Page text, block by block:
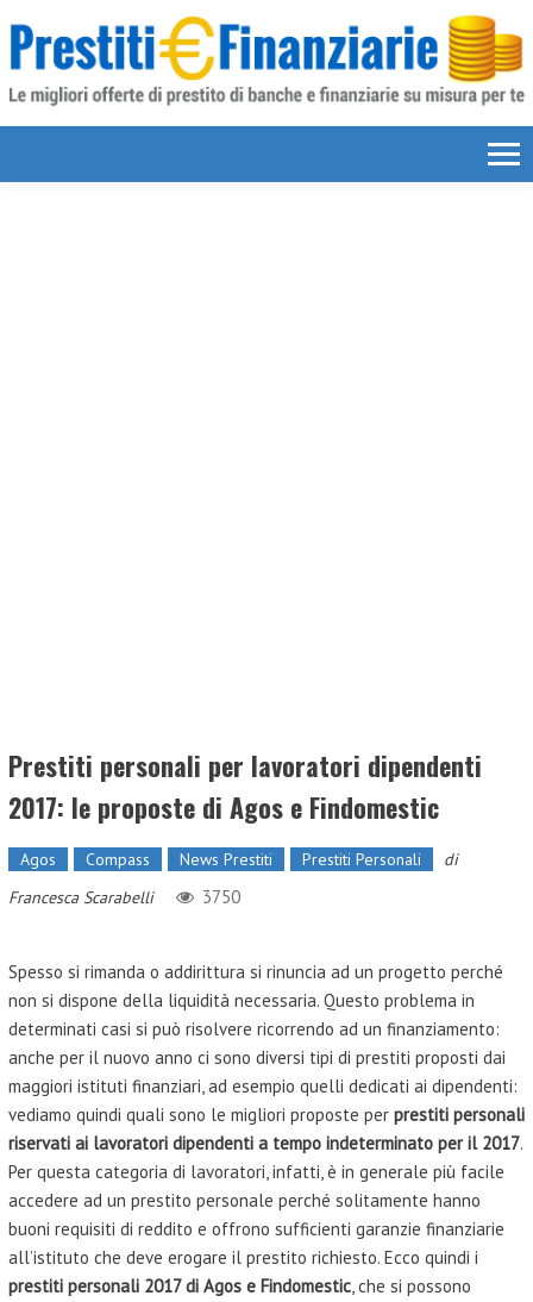
Prestiti personali per lavoratori dipendenti
2017: le proposte di Agos e Findomestic
Agos Compass News Prestiti Prestiti Personali
di
Francesca Scarabelli
3750
Spesso si rimanda o addirittura si rinuncia ad un progetto perché
non si dispone della liquidità necessaria. Questo problema in
determinati casi si può risolvere ricorrendo ad un finanziamento:
anche per il nuovo anno ci sono diversi tipi di prestiti proposti dai
maggiori istituti finanziari, ad esempio quelli dedicati ai dipendenti:
vediamo quindi quali sono le migliori proposte per prestiti personali
riservati ai lavoratori dipendenti a tempo indeterminato per il 2017.
Per questa categoria di lavoratori, infatti, è in generale più facile
accedere ad un prestito personale perché solitamente hanno
buoni requisiti di reddito e offrono sufficienti garanzie finanziarie
all’istituto che deve erogare il prestito richiesto. Ecco quindi i
prestiti personali 2017 di Agos e Findomestic, che si possono